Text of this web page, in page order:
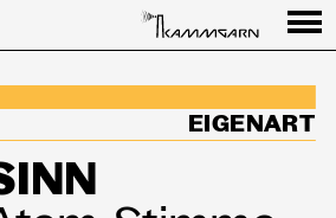
Sessions
EIGENART